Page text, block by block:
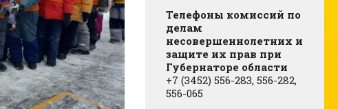
Телефоны комиссий по
делам
несовершеннолетних и
защите их прав при
Губернаторе области
+7 (3452) 556-283, 556-282,
556-065